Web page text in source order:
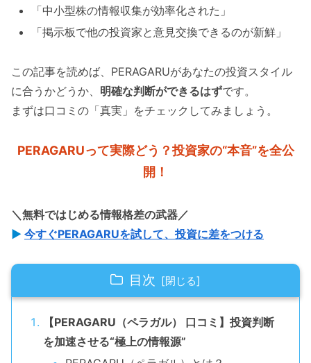
「中小型株の情報収集が効率化された」
「掲示板で他の投資家と意見交換できるのが新鮮」
この記事を読めば、PERAGARUがあなたの投資スタイル
に合うかどうか、 明確な判断ができるはずです。
まずは口コミの「真実」をチェックしてみましょう。
PERAGARUって実際どう？投資家の“本音”を全公
開！
＼無料ではじめる情報格差の武器／
▶ 今すぐPERAGARUを試して、投資に差をつける
目次
【PERAGARU（ペラガル） 口コミ】投資判断
を加速させる“極上の情報源”